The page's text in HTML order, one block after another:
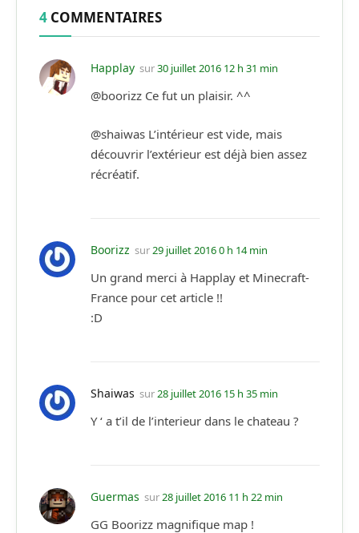
4 COMMENTAIRES
Happlay sur30 juillet 2016 12 h 31 min
@boorizz Ce fut un plaisir. ^^
@shaiwas L’intérieur est vide, mais
découvrir l’extérieur est déjà bien assez
récréatif.
Boorizz sur29 juillet 2016 0 h 14 min
Un grand merci à Happlay et Minecraft-
France pour cet article !!
:D
Shaiwas sur28 juillet 2016 15 h 35 min
Y ‘ a t’il de l’interieur dans le chateau ?
Guermas sur28 juillet 2016 11 h 22 min
GG Boorizz magnifique map !